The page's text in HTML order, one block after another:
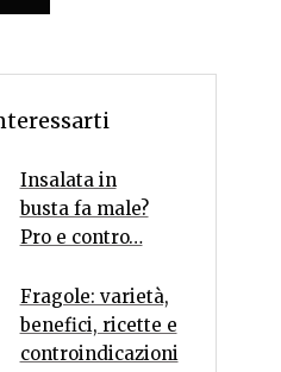
Insalata in
busta fa male?
Pro e contro…
Fragole: varietà,
benefici, ricette e
controindicazioni